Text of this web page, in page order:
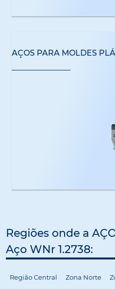
AÇOS PARA MOLDES
Regiões onde a
Aço WNr 1.2738:
Região Central Zona Norte